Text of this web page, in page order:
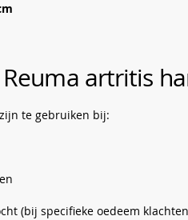
artritis
te gebruiken bij:
(bij specifieke oedeem